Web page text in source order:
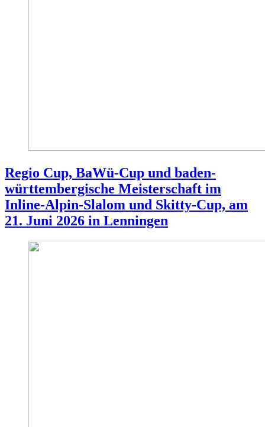
Regio Cup, BaWü-Cup und baden-
württembergische Meisterschaft im
Inline-Alpin-Slalom und Skitty-Cup, am
21. Juni 2026 in Lenningen